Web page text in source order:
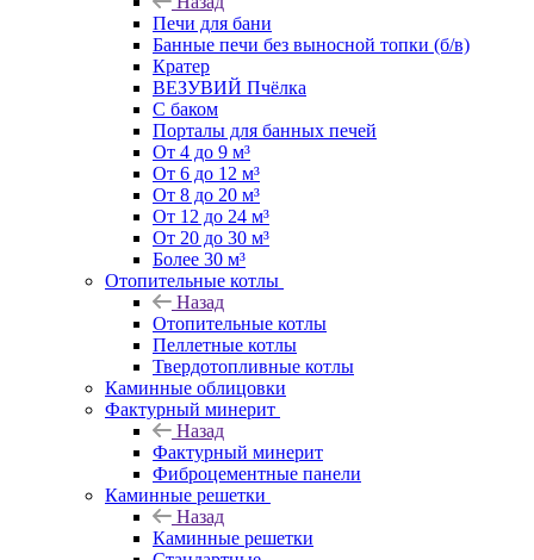
Печи для бани
Банные печи без выносной топки (б/в)
Кратер
ВЕЗУВИЙ Пчёлка
С баком
Порталы для банных печей
От 4 до 9 м³
От 6 до 12 м³
От 8 до 20 м³
От 12 до 24 м³
От 20 до 30 м³
Более 30 м³
Отопительные котлы
Назад
Отопительные котлы
Пеллетные котлы
Твердотопливные котлы
Каминные облицовки
Фактурный минерит
Назад
Фактурный минерит
Фиброцементные панели
Каминные решетки
Назад
Каминные решетки